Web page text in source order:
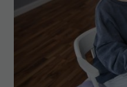
Muncești de
sănătatea mintală
14 iun 2026, 16:00